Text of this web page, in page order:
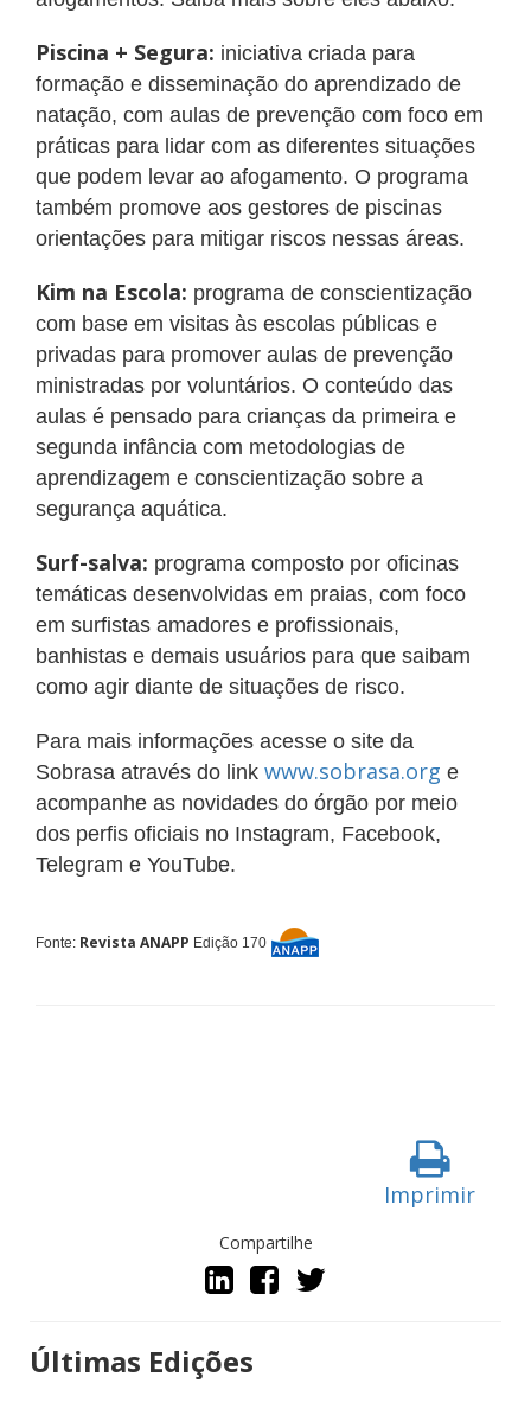
Piscina + Segura: iniciativa criada para
formação e disseminação do aprendizado de
natação, com aulas de prevenção com foco em
práticas para lidar com as diferentes situações
que podem levar ao afogamento. O programa
também promove aos gestores de piscinas
orientações para mitigar riscos nessas áreas.
Kim na Escola: programa de conscientização
com base em visitas às escolas públicas e
privadas para promover aulas de prevenção
ministradas por voluntários. O conteúdo das
aulas é pensado para crianças da primeira e
segunda infância com metodologias de
aprendizagem e conscientização sobre a
segurança aquática.
Surf-salva: programa composto por oficinas
temáticas desenvolvidas em praias, com foco
em surfistas amadores e profissionais,
banhistas e demais usuários para que saibam
como agir diante de situações de risco.
Para mais informações acesse o site da
Sobrasa através do link www.sobrasa.org e
acompanhe as novidades do órgão por meio
dos perfis oficiais no Instagram, Facebook,
Telegram e YouTube.
Fonte: Revista ANAPP Edição 170
Imprimir
Compartilhe
Últimas Edições